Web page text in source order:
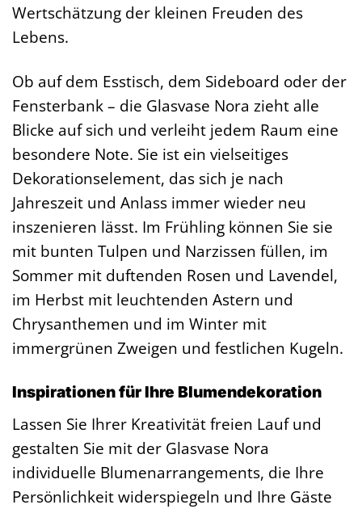
Wertschätzung der kleinen Freuden des
Lebens.
Ob auf dem Esstisch, dem Sideboard oder der
Fensterbank – die Glasvase Nora zieht alle
Blicke auf sich und verleiht jedem Raum eine
besondere Note. Sie ist ein vielseitiges
Dekorationselement, das sich je nach
Jahreszeit und Anlass immer wieder neu
inszenieren lässt. Im Frühling können Sie sie
mit bunten Tulpen und Narzissen füllen, im
Sommer mit duftenden Rosen und Lavendel,
im Herbst mit leuchtenden Astern und
Chrysanthemen und im Winter mit
immergrünen Zweigen und festlichen Kugeln.
Inspirationen für Ihre Blumendekoration
Lassen Sie Ihrer Kreativität freien Lauf und
gestalten Sie mit der Glasvase Nora
individuelle Blumenarrangements, die Ihre
Persönlichkeit widerspiegeln und Ihre Gäste